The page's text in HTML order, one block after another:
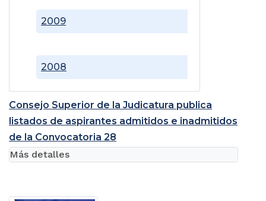
2008
2009
Consejo Superior de la Judicatura publica
listados de aspirantes admitidos e inadmitidos
de la Convocatoria 28
Más detalles